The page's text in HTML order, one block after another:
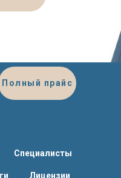
Полный прайс
Специалисты
Лицензии